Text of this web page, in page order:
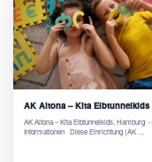
AK Altona – Kita Elbtunnelkids
AK Altona – Kita Elbtunnelkids, Hamburg -
Informationen Diese Einrichtung (AK …